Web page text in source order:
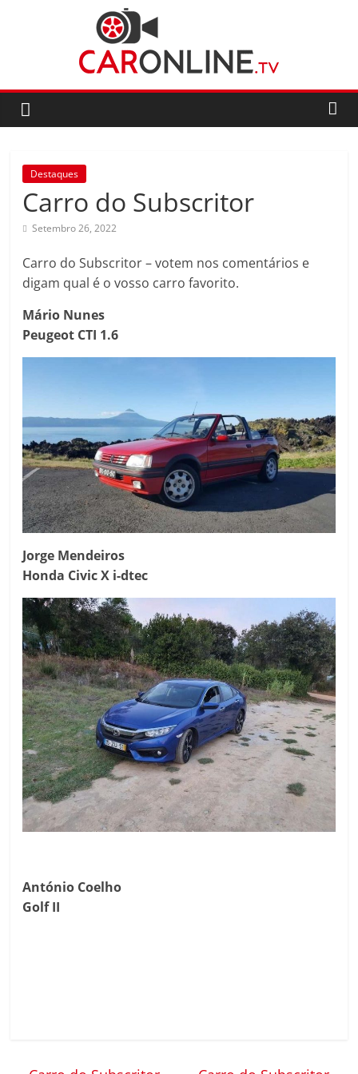
CarOnline.TV
CarOnline.TV
Ensaios
Automóvel
em
Português
Destaques
Carro do Subscritor
Setembro 26, 2022
Carro do Subscritor – votem nos comentários e
digam qual é o vosso carro favorito.
Mário Nunes
Peugeot CTI 1.6
Jorge Mendeiros
Honda Civic X i-dtec
António Coelho
Golf II